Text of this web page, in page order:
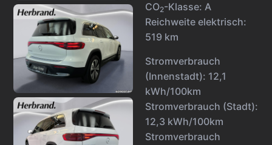
CO2-Klasse: A
Reichweite elektrisch:
519 km
Stromverbrauch
(Innenstadt): 12,1
kWh/100km
Stromverbrauch (Stadt):
12,3 kWh/100km
Stromverbrauch